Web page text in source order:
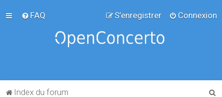
FAQ Connexion
S’enregistrer
Index du forum